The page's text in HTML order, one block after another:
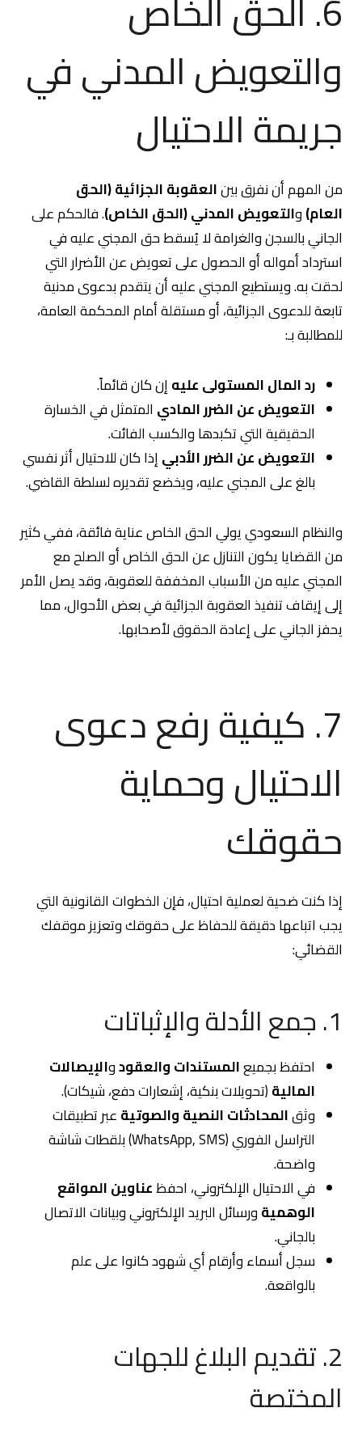
والتعويض المدني في
جريمة الاحتيال
من المهم أن نفرق بينالعقوبة الجزائية (الحق
العام)والتعويض المدني (الحق الخاص). فالحكم على
الجاني بالسجن والغرامة لا يُسقط حق المجني عليه في
استرداد أمواله أو الحصول على تعويض عن الأضرار التي
لحقت به. ويستطيع المجني عليه أن يتقدم بدعوى مدنية
تابعة للدعوى الجزائية، أو مستقلة أمام المحكمة العامة،
للمطالبة بـ:
رد المال المستولى عليهإن كان قائماً.
التعويض عن الضرر المادي المتمثل في الخسارة
الحقيقية التي تكبدها والكسب الفائت.
التعويض عن الضرر الأدبيإذا كان للاحتيال أثر نفسي
بالغ على المجني عليه، ويخضع تقديره لسلطة القاضي.
والنظام السعودي يولي الحق الخاص عناية فائقة، ففي كثير
من القضايا يكون التنازل عن الحق الخاص أو الصلح مع
المجني عليه من الأسباب المخففة للعقوبة، وقد يصل الأمر
إلى إيقاف تنفيذ العقوبة الجزائية في بعض الأحوال، مما
يحفز الجاني على إعادة الحقوق لأصحابها.
7. كيفية رفع دعوى
الاحتيال وحماية
حقوقك
إذا كنت ضحية لعملية احتيال، فإن الخطوات القانونية التي
يجب اتباعها دقيقة للحفاظ على حقوقك وتعزيز موقفك
القضائي:
1. جمع الأدلة والإثباتات
احتفظ بجميعالمستندات والعقودوالإيصالات
المالية(تحويلات بنكية، إشعارات دفع، شيكات).
وثقالمحادثات النصية والصوتيةعبر تطبيقات
التراسل الفوري (WhatsApp, SMS) بلقطات شاشة
واضحة.
في الاحتيال الإلكتروني، احفظعناوين المواقع
الوهميةورسائل البريد الإلكتروني وبيانات الاتصال
بالجاني.
سجل أسماء وأرقام أي شهود كانوا على علم
بالواقعة.
2. تقديم البلاغ للجهات
المختصة